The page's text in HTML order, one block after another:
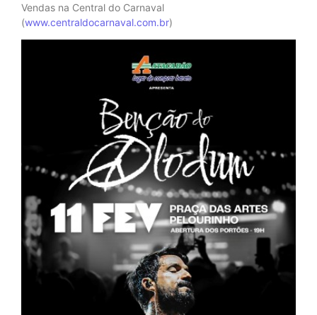
Vendas na Central do Carnaval
(www.centraldocarnaval.com.br)